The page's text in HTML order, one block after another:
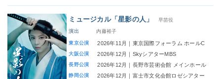
ミュージカル「星影の人」 早苗役
演出 内藤裕子
東京公演 2026年11月｜東京国際フォーラム ホールC
大阪公演 2026年12月｜SkyシアターMBS
長野公演 2026年12月｜長野市芸術会館 メインホール
静岡公演
2026年12月｜富士市文化会館ロゼシアター